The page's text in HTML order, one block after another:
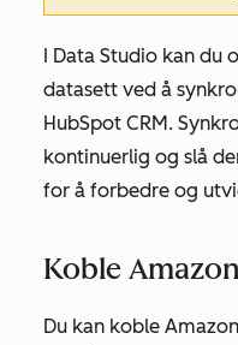
I Data Studio kan du
datasett ved å
HubSpot CRM.
kontinuerlig og slå
for å forbedre og
Koble
Du kan koble